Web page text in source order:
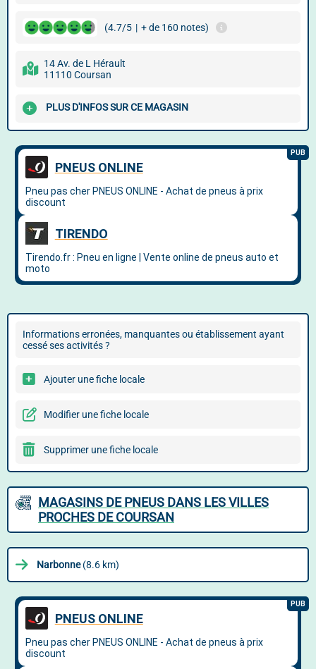
(4.7/5 | + de 160 notes)
14 Av. de L Hérault
11110 Coursan
PLUS D'INFOS SUR CE MAGASIN
Informations erronées, manquantes ou établissement ayant
cessé ses activités ?
Ajouter une fiche locale
Modifier une fiche locale
Supprimer une fiche locale
MAGASINS DE PNEUS DANS LES VILLES
PROCHES DE COURSAN
Narbonne(8.6 km)